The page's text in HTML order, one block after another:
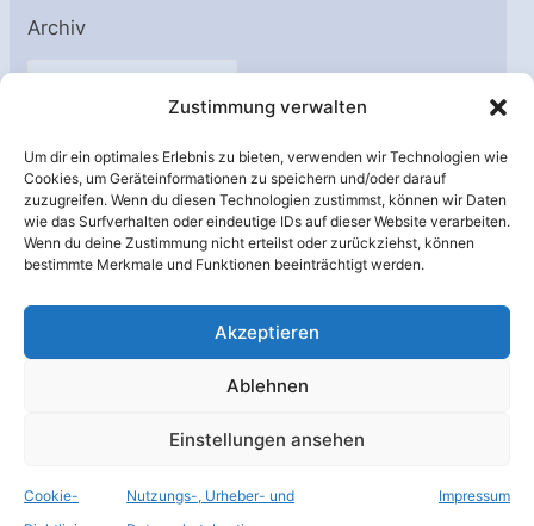
Zustimmung verwalten
Um dir ein optimales Erlebnis zu bieten, verwenden wir Technologien wie
Cookies, um Geräteinformationen zu speichern und/oder darauf
zuzugreifen. Wenn du diesen Technologien zustimmst, können wir Daten
wie das Surfverhalten oder eindeutige IDs auf dieser Website verarbeiten.
Wenn du deine Zustimmung nicht erteilst oder zurückziehst, können
bestimmte Merkmale und Funktionen beeinträchtigt werden.
Akzeptieren
Ablehnen
Einstellungen ansehen
Cookie-
Nutzungs-, Urheber- und
Impressum
Archiv
A
h
i
v
Unterstützt von:
© Raumfahrer Net e.V. 2026